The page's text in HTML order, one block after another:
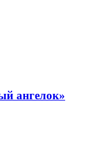
ангелок»